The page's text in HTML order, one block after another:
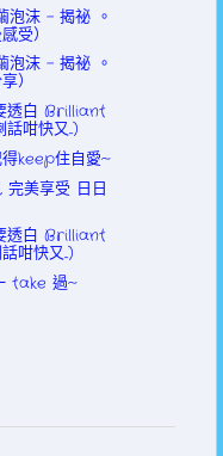
泡沫 - 揭祕 。
受）
泡沫 - 揭祕 。
）
透白 Brilliant
咁快又...)
keep住自愛~
完美享受 日日
透白 Brilliant
咁快又...)
take 過~